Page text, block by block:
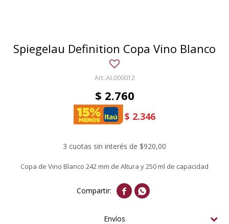
Spiegelau Definition Copa Vino Blanco
AL000012
$ 2.760
$ 2.346
3 cuotas sin interés de $920,00
Copa de Vino Blanco 242 mm de Altura y 250 ml de capacidad
 
Envíos